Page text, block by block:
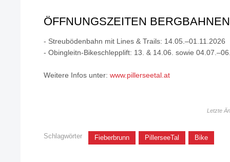
ÖFFNUNGSZEITEN
- Streubödenbahn mit Lines & Trails: 14.05.–01.11.2026
- Obingleitn-Bikeschlepplift: 13. & 14.06. sowie
Weitere Infos unter: www.pillerseetal.at
Letzte
Schlagwörter Fieberbrunn PillerseeTal Bike